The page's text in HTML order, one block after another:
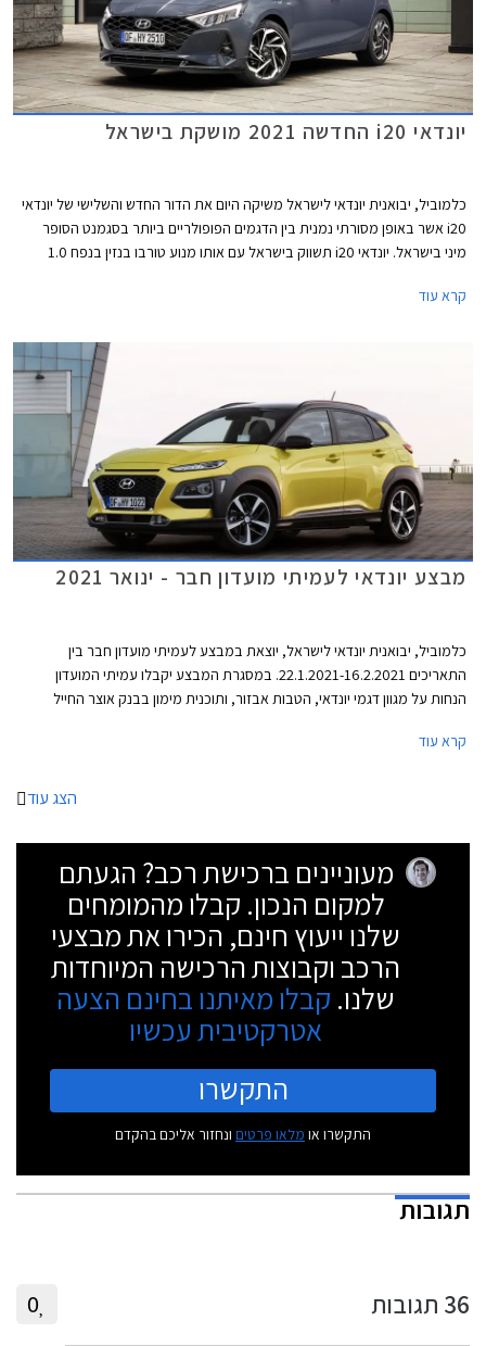
יונדאי i20 החדשה 2021 מושקת בישראל
כלמוביל, יבואנית יונדאי לישראל משיקה היום את הדור החדש והשלישי של יונדאי
i20 אשר באופן מסורתי נמנית בין הדגמים הפופולריים ביותר בסגמנט הסופר
מיני בישראל. יונדאי i20 תשווק בישראל עם אותו מנוע טורבו בנזין בנפח 1.0
99,900 ₪.
קרא עוד
מבצע יונדאי לעמיתי מועדון חבר - ינואר 2021
כלמוביל, יבואנית יונדאי לישראל, יוצאת במבצע לעמיתי מועדון חבר בין
התאריכים 22.1.2021-16.2.2021. במסגרת המבצע יקבלו עמיתי המועדון
הנחות על מגוון דגמי יונדאי, הטבות אבזור, ותוכנית מימון בבנק אוצר החייל
תכנית המימון חבר ליס. המבצע ייערך בכל אולמות התצוגה של יונדאי ברחבי
קרא עוד
הצג עוד
מעוניינים ברכישת רכב? הגעתם
למקום הנכון. קבלו מהמומחים
שלנו ייעוץ חינם, הכירו את מבצעי
הרכב וקבוצות הרכישה המיוחדות
שלנו. קבלו מאיתנו בחינם הצעה
אטרקטיבית עכשיו
התקשרו
התקשרו או מלאו פרטים ונחזור אליכם בהקדם
תגובות
36 תגובות 0